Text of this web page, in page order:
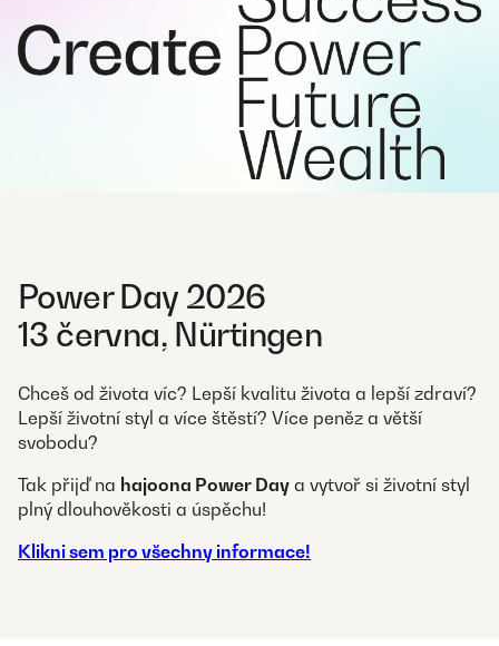
Power Day 2026
13 června, Nürtingen
Chceš od života víc? Lepší kvalitu života a lepší zdraví?
Lepší životní styl a více štěstí? Více peněz a větší
svobodu?
Tak přijď na hajoona Power Day a vytvoř si životní styl
plný dlouhověkosti a úspěchu!
Klikni sem pro všechny informace!